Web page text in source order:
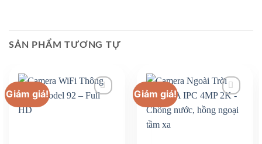
SẢN PHẨM TƯƠNG TỰ
Giảm giá! Giảm giá!